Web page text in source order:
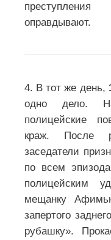
оправдывают.
4. В тот же день,
одно дело.
полицейские
краж. После
заседатели
по всем
полицейским
мещанку
запертого
рубашку».